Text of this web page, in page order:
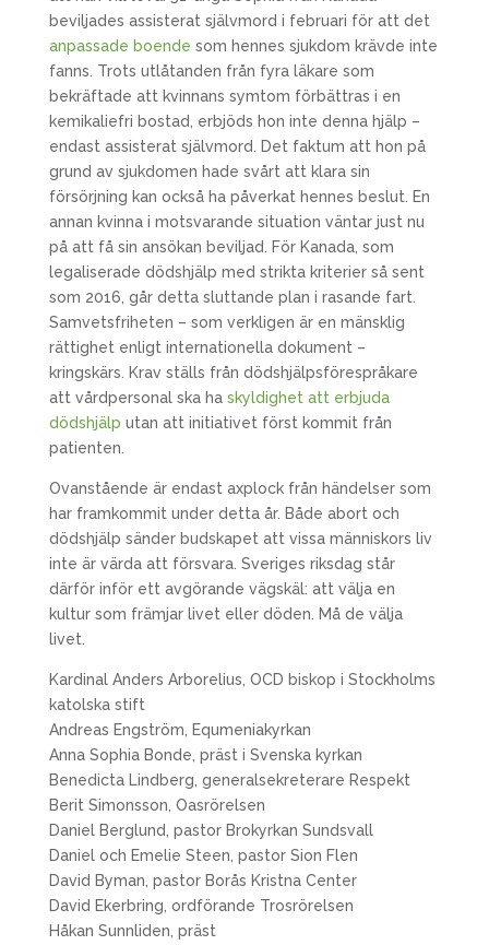
beviljades assisterat självmord i februari för att det
anpassade boende som hennes sjukdom krävde inte
fanns. Trots utlåtanden från fyra läkare som
bekräftade att kvinnans symtom förbättras i en
kemikaliefri bostad, erbjöds hon inte denna hjälp –
endast assisterat självmord. Det faktum att hon på
grund av sjukdomen hade svårt att klara sin
försörjning kan också ha påverkat hennes beslut. En
annan kvinna i motsvarande situation väntar just nu
på att få sin ansökan beviljad. För Kanada, som
legaliserade dödshjälp med strikta kriterier så sent
som 2016, går detta sluttande plan i rasande fart.
Samvetsfriheten – som verkligen är en mänsklig
rättighet enligt internationella dokument –
kringskärs. Krav ställs från dödshjälpsförespråkare
att vårdpersonal ska ha skyldighet att erbjuda
dödshjälp utan att initiativet först kommit från
patienten.
Ovanstående är endast axplock från händelser som
har framkommit under detta år. Både abort och
dödshjälp sänder budskapet att vissa människors liv
inte är värda att försvara. Sveriges riksdag står
därför inför ett avgörande vägskäl: att välja en
kultur som främjar livet eller döden. Må de välja
livet.
Kardinal Anders Arborelius, OCD biskop i Stockholms
katolska stift
Andreas Engström, Equmeniakyrkan
Anna Sophia Bonde, präst i Svenska kyrkan
Benedicta Lindberg, generalsekreterare Respekt
Berit Simonsson, Oasrörelsen
Daniel Berglund, pastor Brokyrkan Sundsvall
Daniel och Emelie Steen, pastor Sion Flen
David Byman, pastor Borås Kristna Center
David Ekerbring, ordförande Trosrörelsen
Håkan Sunnliden, präst